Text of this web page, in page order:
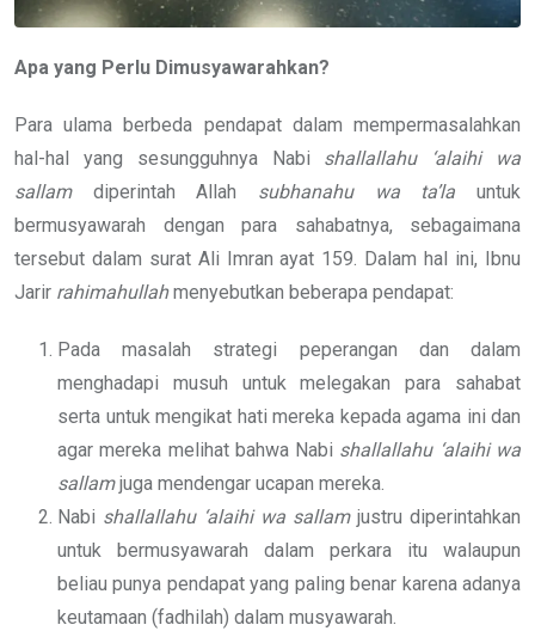
Apa yang Perlu Dimusyawarahkan?
Para ulama berbeda pendapat dalam mempermasalahkan
hal-hal yang sesungguhnya Nabi shallallahu ‘alaihi wa
sallamdiperintah Allah subhanahu wa ta’la untuk
bermusyawarah dengan para sahabatnya, sebagaimana
tersebut dalam surat Ali Imran ayat 159. Dalam hal ini, Ibnu
Jarir rahimahullahmenyebutkan beberapa pendapat:
Pada masalah strategi peperangan dan dalam
menghadapi musuh untuk melegakan para sahabat
serta untuk mengikat hati mereka kepada agama ini dan
agar mereka melihat bahwa Nabi shallallahu ‘alaihi wa
sallamjuga mendengar ucapan mereka.
Nabi shallallahu ‘alaihi wa sallamjustru diperintahkan
untuk bermusyawarah dalam perkara itu walaupun
beliau punya pendapat yang paling benar karena adanya
keutamaan (fadhilah) dalam musyawarah.